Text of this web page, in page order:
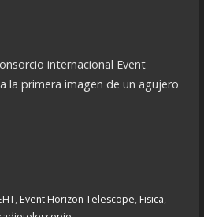
internacional Event
la primera imagen de un agujero
, Event Horizon Telescope, Fisica,